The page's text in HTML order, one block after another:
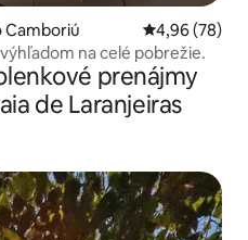
Camboriú Priemerné
4,96 (78)
na celé pobrežie.
prenájmy
de Laranjeiras